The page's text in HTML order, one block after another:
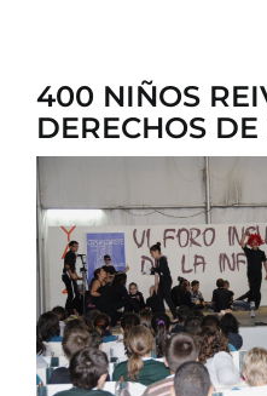
400 NIÑOS
DERECHOS